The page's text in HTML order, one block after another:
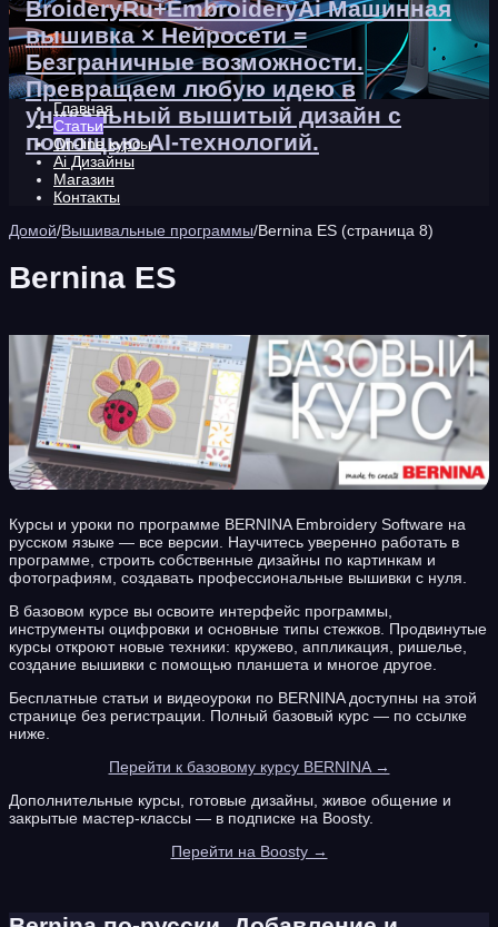
BroideryRu+EmbroideryAi Машинная
вышивка × Нейросети =
Безграничные возможности.
Превращаем любую идею в
уникальный вышитый дизайн с
помощью AI-технологий.
Главная
Статьи
On-line курсы
Ai Дизайны
Магазин
Контакты
Домой/Вышивальные программы/Bernina ES (страница 8)
Bernina ES
Курсы и уроки по программе BERNINA Embroidery Software на
русском языке — все версии. Научитесь уверенно работать в
программе, строить собственные дизайны по картинкам и
фотографиям, создавать профессиональные вышивки с нуля.
В базовом курсе вы освоите интерфейс программы,
инструменты оцифровки и основные типы стежков. Продвинутые
курсы откроют новые техники: кружево, аппликация, ришелье,
создание вышивки с помощью планшета и многое другое.
Бесплатные статьи и видеоуроки по BERNINA доступны на этой
странице без регистрации. Полный базовый курс — по ссылке
ниже.
Перейти к базовому курсу BERNINA →
Дополнительные курсы, готовые дизайны, живое общение и
закрытые мастер-классы — в подписке на Boosty.
Перейти на Boosty →